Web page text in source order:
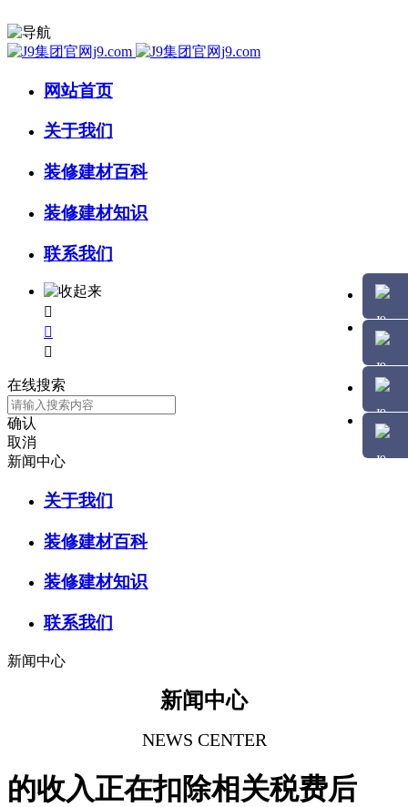
网站首页
关于我们
装修建材百科
装修建材知识
联系我们



在线搜索
确认
取消
新闻中心
关于我们
装修建材百科
装修建材知识
联系我们
新闻中心
新闻中心
NEWS CENTER
的收入正在扣除相关税费后